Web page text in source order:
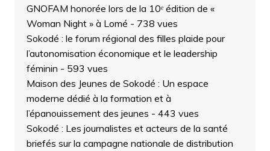
GNOFAM honorée lors de la 10ᵉ édition de «
Woman Night » à Lomé - 738 vues
Sokodé : le forum régional des filles plaide pour
l’autonomisation économique et le leadership
féminin - 593 vues
Maison des Jeunes de Sokodé : Un espace
moderne dédié à la formation et à
l’épanouissement des jeunes - 443 vues
Sokodé : Les journalistes et acteurs de la santé
briefés sur la campagne nationale de distribution